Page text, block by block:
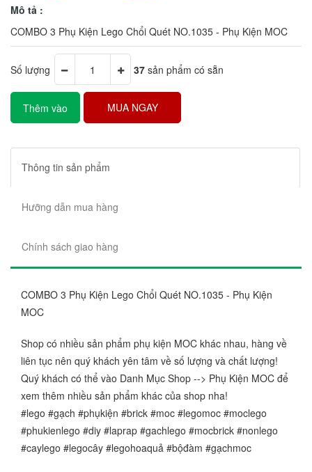
Mô tả :
COMBO 3 Phụ Kiện Lego Chổi Quét NO.1035 - Phụ Kiện MOC
Số lượng 37 sản phẩm có sẵn
Thêm vào MUA NGAY
Thông tin sản phẩm
Hưỡng dẫn mua hàng
Chính sách giao hàng
COMBO 3 Phụ Kiện Lego Chổi Quét NO.1035 - Phụ Kiện
MOC
Shop có nhiều sản phẩm phụ kiện MOC khác nhau, hàng về
liên tục nên quý khách yên tâm về số lượng và chất lượng!
Quý khách có thể vào Danh Mục Shop --> Phụ Kiện MOC để
xem thêm nhiều sản phẩm khác của shop nha!
#lego #gạch #phụkiện #brick #moc #legomoc #moclego
#phukienlego #diy #laprap #gachlego #mocbrick #nonlego
#caylego #legocây #legohoaquả #bộđàm #gạchmoc